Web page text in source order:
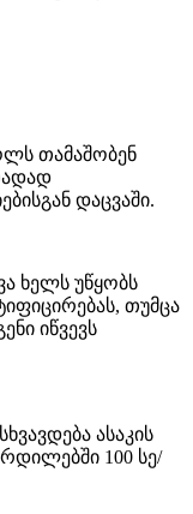
თამაშობენ
დაცვაში.
ხელს უწყობს
თუმცა
იწვევს
ასაკის
100 სე/